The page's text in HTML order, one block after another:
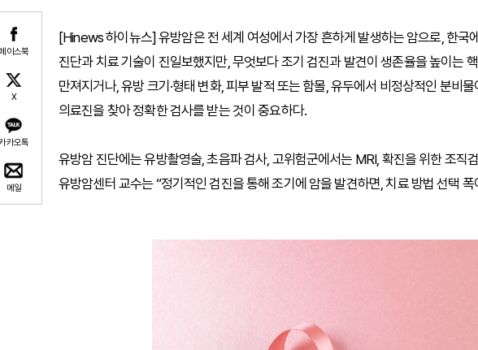
이스북
X
카오톡
메일
[Hinews 하이뉴스] 유방암은 전 세계 여성에서 가장 흔하게 발생하는 암으로, 한국
진단과 치료 기술이 진일보했지만, 무엇보다 조기 검진과 발견이 생존율을 높이는
만져지거나, 유방 크기·형태 변화, 피부 발적 또는 함몰, 유두에서 비정상적인 분비
의료진을 찾아 정확한 검사를 받는 것이 중요하다.
유방암 진단에는 유방촬영술, 초음파 검사, 고위험군에서는 MRI, 확진을 위한 조직
유방암센터 교수는 “정기적인 검진을 통해 조기에 암을 발견하면, 치료 방법 선택